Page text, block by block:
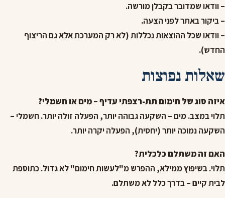
– וודאו שמדובר בקבלן מורשה.
– ביקור באתר לפני הצעה.
– וודאו שכל ההוצאות נכללות (לא רק המערכת אלא גם הריצוף
החדש).
שאלות נפוצות
איזה סוג של חימום תת-רצפתי עדיף – מים או חשמלי?
תלוי במצב. מים – השקעה גבוהה יותר, הפעלה זולה יותר. חשמלי –
השקעה נמוכה יותר (יחסית), הפעלה יקרה יותר.
האם זה משתלם כלכלית?
תלוי. בשיפוץ ממילא, ההפרש מ"לעשות חימום" לא גדול. כתוספת
לבית קיים – בדרך כלל לא משתלם.